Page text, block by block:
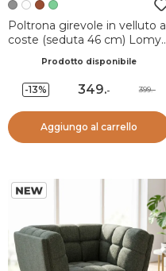
Poltrona girevole in velluto a
coste (seduta 46 cm) Lomy
Prodotto disponibile
-13% 349.- 399.-
Aggiungo al carrello